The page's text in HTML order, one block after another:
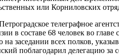
или Корниловских
телеграфное
в составе 68 человек во
заседании всех полков,
поблагодарил делегацию за